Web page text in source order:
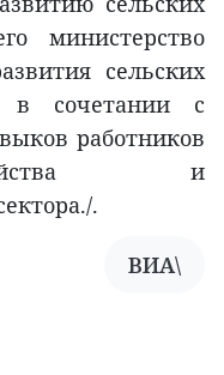
министерство
сельских
в сочетании с
работников
и
.
ВИА\